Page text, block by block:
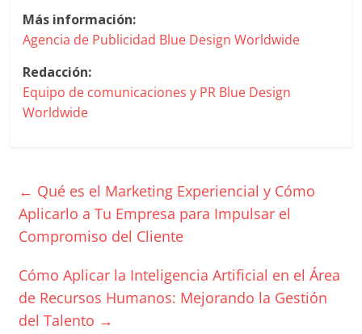
Móviles,
Estrategias
Digitales,
Estrategias
Publicitarias,
Alianzas,
Noticias,
Artículos,
Gente,
Contenidos
de
Calidad,
Eventos
de
Más información:
Agencia de Publicidad Blue Design Worldwide
Redacción:
Equipo de comunicaciones y PR Blue Design
Worldwide
← Qué es el Marketing Experiencial y Cómo
Aplicarlo a Tu Empresa para Impulsar el
Compromiso del Cliente
Cómo Aplicar la Inteligencia Artificial en el Área
de Recursos Humanos: Mejorando la Gestión
del Talento →